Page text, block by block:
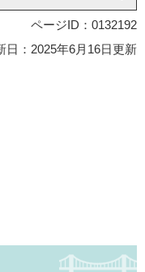
ページID：0132192
日：2025年6月16日更新